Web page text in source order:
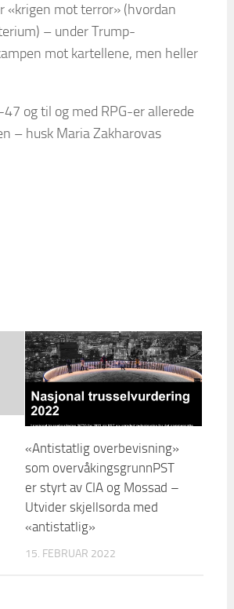
«krigen mot terror» (hvordan
– under Trump-
mot kartellene, men heller
og til og med RPG-er allerede
– husk Maria Zakharovas
«Antistatlig overbevisning»
som overvåkingsgrunnPST
er styrt av CIA og Mossad –
Utvider skjellsorda med
«antistatlig»
15. FEBRUAR 2022